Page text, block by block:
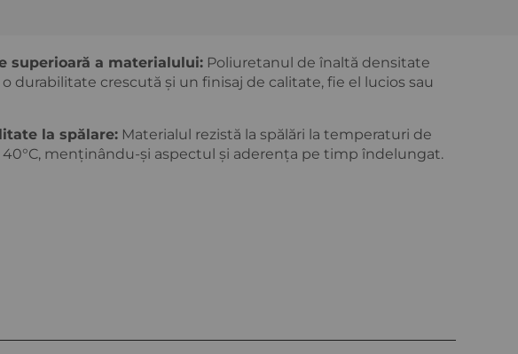
superioară a materialului: Poliuretanul de înaltă densitate
o durabilitate crescută și un finisaj de calitate, fie el lucios sau
la spălare: Materialul rezistă la spălări la temperaturi de
40°C, menținându-și aspectul și aderența pe timp îndelungat.